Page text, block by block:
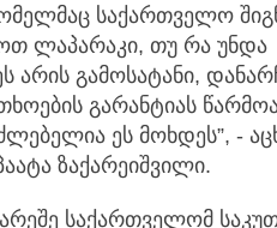
საქართველო
ლაპარაკი, თუ რა უნდა
გამოსატანი,
გარანტიას
ეს მოხდეს”, -
ზაქარეიშვილი.
საქართველომ